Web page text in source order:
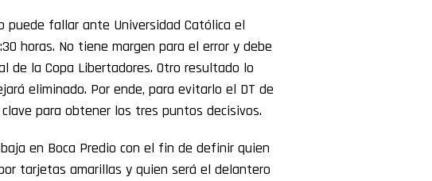
puede fallar ante Universidad Católica el
horas. No tiene margen para el error y debe
de la Copa Libertadores. Otro resultado lo
eliminado. Por ende, para evitarlo el DT de
para obtener los tres puntos decisivos.
en Boca Predio con el fin de definir quien
tarjetas amarillas y quien será el delantero